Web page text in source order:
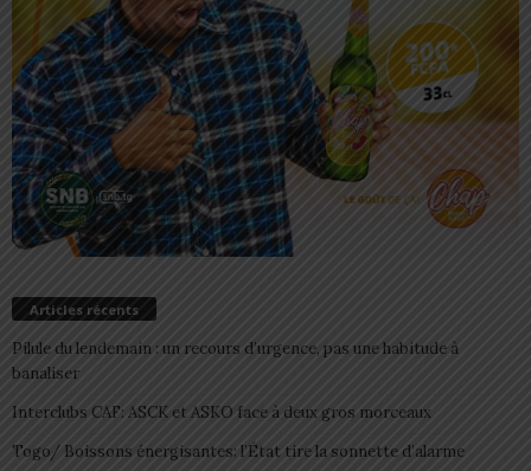
Articles récents
Pilule du lendemain : un recours d’urgence, pas une habitude à
banaliser
Interclubs CAF: ASCK et ASKO face à deux gros morceaux
Togo/ Boissons énergisantes: l’État tire la sonnette d’alarme